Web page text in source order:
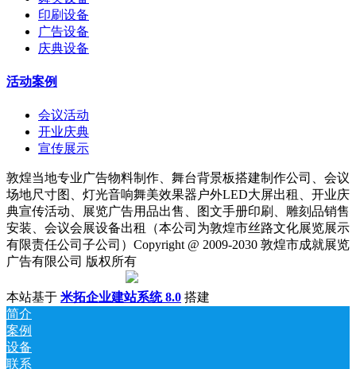
印刷设备
广告设备
庆典设备
活动案例
会议活动
开业庆典
宣传展示
敦煌当地专业广告物料制作、舞台背景板搭建制作公司、会议
场地尺寸图、灯光音响舞美效果器户外LED大屏出租、开业庆
典宣传活动、展览广告用品出售、图文手册印刷、雕刻品销售
安装、会议会展设备出租（本公司为敦煌市丝路文化展览展示
有限责任公司子公司）Copyright @ 2009-2030 敦煌市成就展览
广告有限公司 版权所有
本站基于 米拓企业建站系统 8.0 搭建
简介
案例
设备
联系